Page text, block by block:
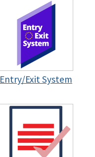
Entry/Exit System